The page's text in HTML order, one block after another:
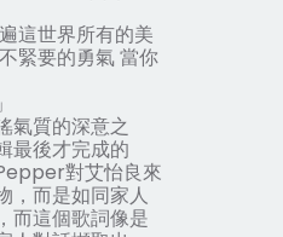
這世界所有的美
緊要的勇氣 當你
質的深意之
最後才完成的
對艾怡良來
，而是如同家人
而這個歌詞像是